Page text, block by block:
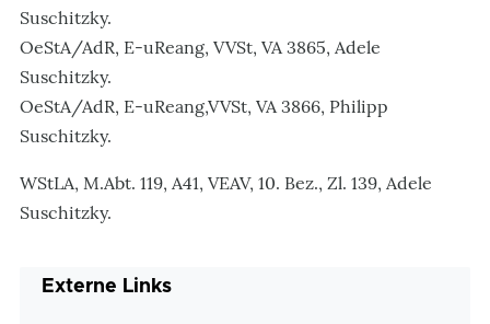
Suschitzky.
OeStA/AdR, E-uReang, VVSt, VA 3865, Adele
Suschitzky.
OeStA/AdR, E-uReang,VVSt, VA 3866, Philipp
Suschitzky.
WStLA, M.Abt. 119, A41, VEAV, 10. Bez., Zl. 139, Adele
Suschitzky.
Externe Links